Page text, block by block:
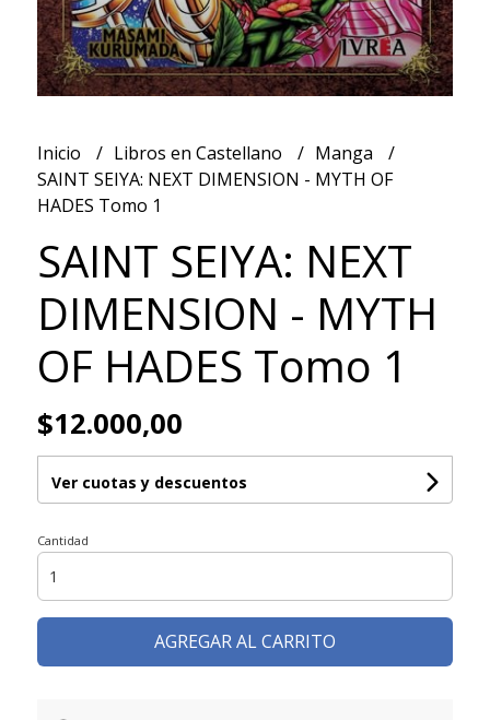
Inicio Libros en Castellano
Manga
SAINT SEIYA: NEXT DIMENSION - MYTH OF
HADES Tomo 1
SAINT SEIYA: NEXT
DIMENSION - MYTH
OF HADES Tomo 1
$12.000,00
Ver cuotas y descuentos
Cantidad
AGREGAR AL CARRITO